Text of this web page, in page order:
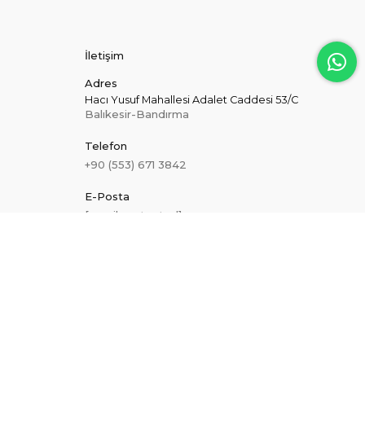
İletişim
Adres
Hacı Yusuf Mahallesi Adalet Caddesi 53/C
Balıkesir-Bandırma
Telefon
+90 (553) 671 3842
E-Posta
[email protected]